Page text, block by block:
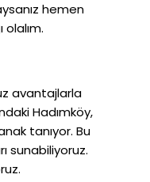
hemen
avantajlarla
Hadımköy,
tanıyor. Bu
sunabiliyoruz.